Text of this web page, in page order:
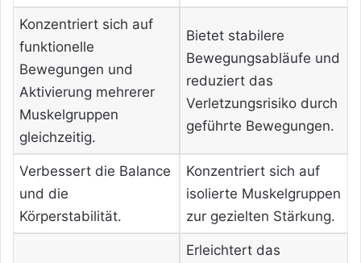
Konzentriert sich auf
funktionelle
Bewegungen und
Aktivierung mehrerer
Muskelgruppen
gleichzeitig.
Bietet stabilere
Bewegungsabläufe und
reduziert das
Verletzungsrisiko durch
geführte Bewegungen.
Verbessert die Balance
und die
Körperstabilität.
Konzentriert sich auf
isolierte Muskelgruppen
zur gezielten Stärkung.
Erleichtert das